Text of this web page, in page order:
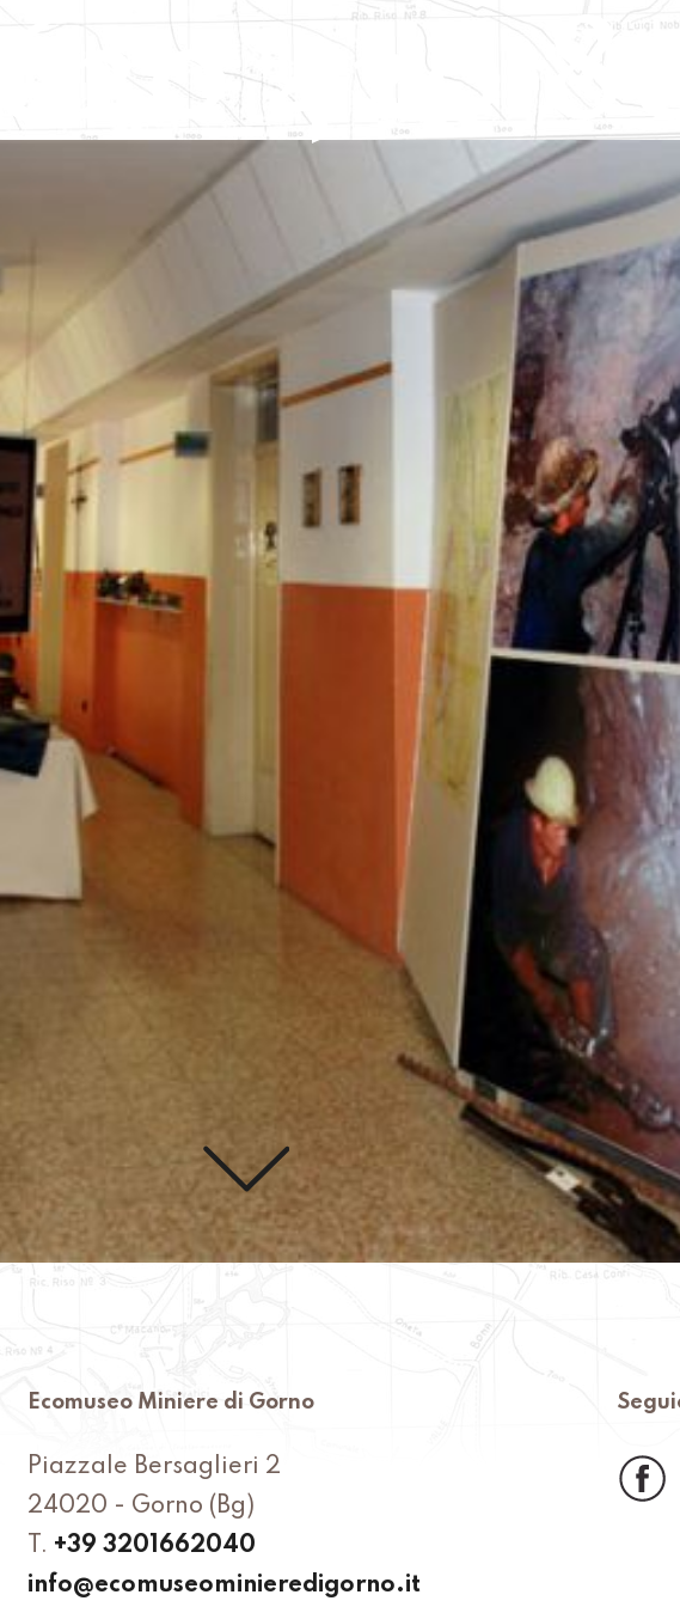
420
Ecomuseo Miniere di Gorno
Piazzale Bersaglieri 2
24020 - Gorno (Bg)
T. +39 3201662040
info@ecomuseominieredigorno.it